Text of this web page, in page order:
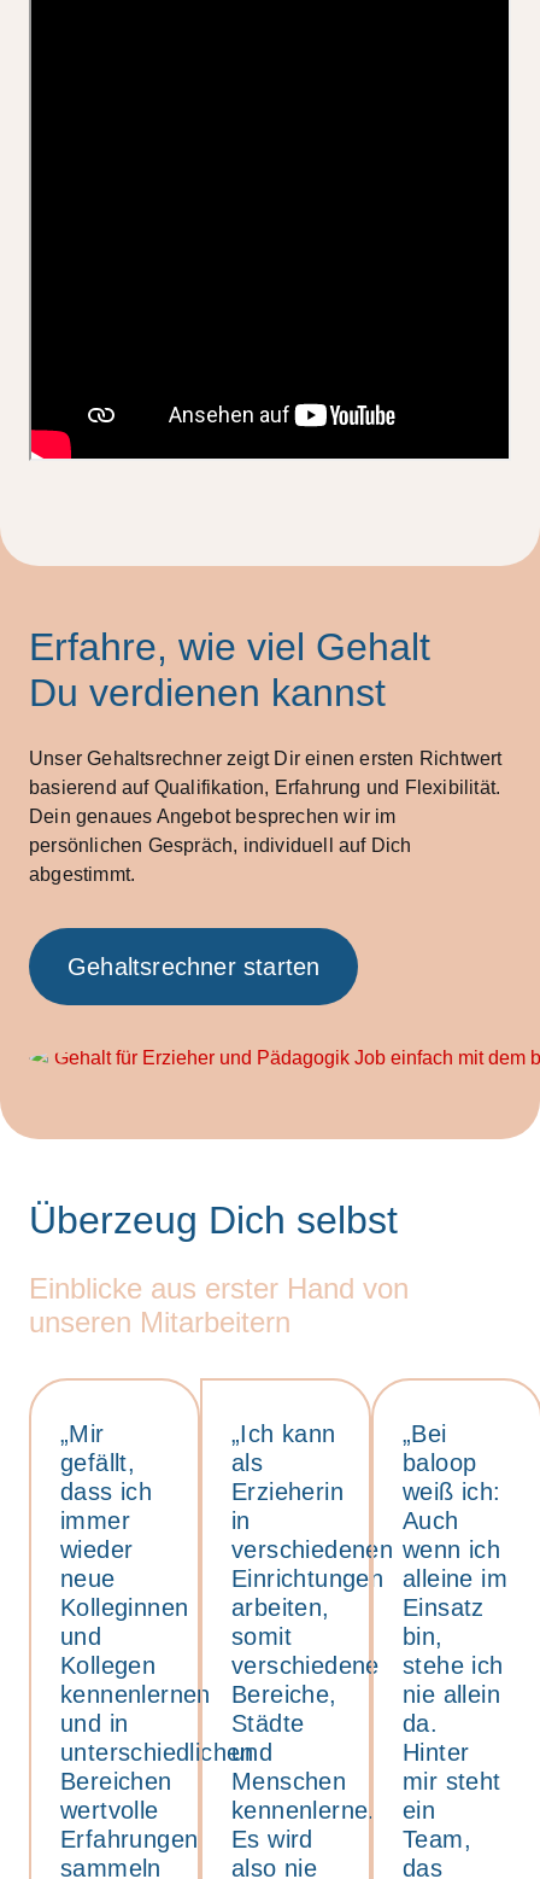
Erfahre, wie viel Gehalt
Du verdienen kannst
Unser Gehaltsrechner zeigt Dir einen ersten Richtwert
basierend auf Qualifikation, Erfahrung und Flexibilität.
Dein genaues Angebot besprechen wir im
persönlichen Gespräch, individuell auf Dich
abgestimmt.
Gehaltsrechner starten
Überzeug Dich selbst
Einblicke aus erster Hand von
unseren Mitarbeitern
„Mir
gefällt,
dass ich
immer
wieder
neue
Kolleginnen
und
Kollegen
kennenlernen
und in
unterschiedlichen
Bereichen
wertvolle
Erfahrungen
sammeln
„Ich kann
als
Erzieherin
in
verschiedenen
Einrichtungen
arbeiten,
somit
verschiedene
Bereiche,
Städte
und
Menschen
kennenlerne.
Es wird
also nie
„Bei
baloop
weiß ich:
Auch
wenn ich
alleine im
Einsatz
bin,
stehe ich
nie allein
da.
Hinter
mir steht
ein
Team,
das